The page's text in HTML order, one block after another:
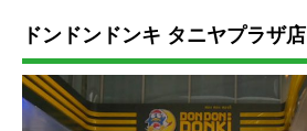
ドンドンドンキ タニヤプラザ店